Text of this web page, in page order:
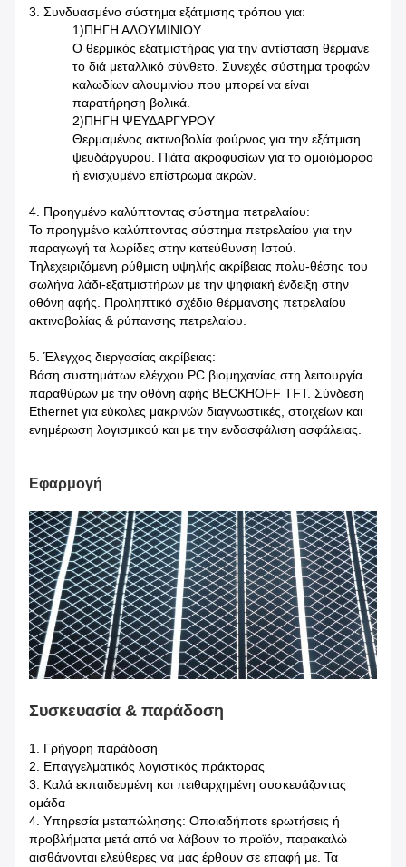
3. Συνδυασμένο σύστημα εξάτμισης τρόπου για:
1)ΠΗΓΗ ΑΛΟΥΜΙΝΙΟΥ
Ο θερμικός εξατμιστήρας για την αντίσταση θέρμανε
το διά μεταλλικό σύνθετο. Συνεχές σύστημα τροφών
καλωδίων αλουμινίου που μπορεί να είναι
παρατήρηση βολικά.
2)ΠΗΓΗ ΨΕΥΔΑΡΓΥΡΟΥ
Θερμαμένος ακτινοβολία φούρνος για την εξάτμιση
ψευδάργυρου. Πιάτα ακροφυσίων για το ομοιόμορφο
ή ενισχυμένο επίστρωμα ακρών.
4. Προηγμένο καλύπτοντας σύστημα πετρελαίου:
Το προηγμένο καλύπτοντας σύστημα πετρελαίου για την
παραγωγή τα λωρίδες στην κατεύθυνση Ιστού.
Τηλεχειριζόμενη ρύθμιση υψηλής ακρίβειας πολυ-θέσης του
σωλήνα λάδι-εξατμιστήρων με την ψηφιακή ένδειξη στην
οθόνη αφής. Προληπτικό σχέδιο θέρμανσης πετρελαίου
ακτινοβολίας & ρύπανσης πετρελαίου.
5. Έλεγχος διεργασίας ακρίβειας:
Βάση συστημάτων ελέγχου PC βιομηχανίας στη λειτουργία
παραθύρων με την οθόνη αφής BECKHOFF TFT. Σύνδεση
Ethernet για εύκολες μακρινών διαγνωστικές, στοιχείων και
ενημέρωση λογισμικού και με την ενδασφάλιση ασφάλειας.
Εφαρμογή
Συσκευασία & παράδοση
1. Γρήγορη παράδοση
2. Επαγγελματικός λογιστικός πράκτορας
3. Καλά εκπαιδευμένη και πειθαρχημένη συσκευάζοντας
ομάδα
4. Υπηρεσία μεταπώλησης: Οποιαδήποτε ερωτήσεις ή
προβλήματα μετά από να λάβουν το προϊόν, παρακαλώ
αισθάνονται ελεύθερες να μας έρθουν σε επαφή με. Τα